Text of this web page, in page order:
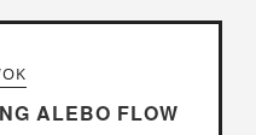
ALEBO FLOW